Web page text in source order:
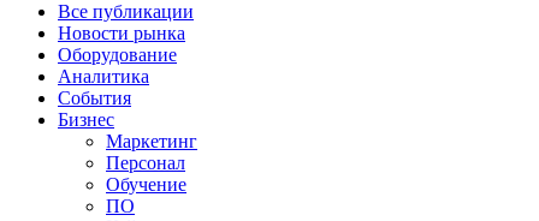
Все публикации
Новости рынка
Оборудование
Аналитика
События
Бизнес
Маркетинг
Персонал
Обучение
ПО